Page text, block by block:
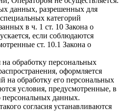
данных, разрешенных для
категорий
в ч. 1 ст. 10 Закона о
если соблюдаются
ст. 10.1 Закона о
на обработку персональных
оформляется
на обработку его персональных
условия, предусмотренные, в
персональных данных.
согласия устанавливаются